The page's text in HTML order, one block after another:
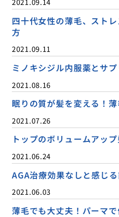
四十代女性の薄毛、スト
方
2021.09.11
ミノキシジル内服薬とサ
2021.08.16
眠りの質が髪を変える！
2021.07.26
トップのボリュームアッ
2021.06.24
AGA治療効果なしと感じ
2021.06.03
薄毛でも大丈夫！パーマ